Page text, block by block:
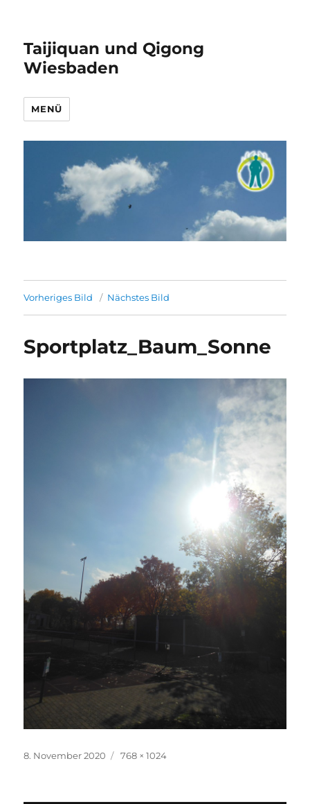
Taijiquan und Qigong
Wiesbaden
MENÜ
Vorheriges Bild Nächstes Bild
Sportplatz_Baum_Sonne
Veröffentlicht
8. November 2020 Originalgröße
768 × 1024